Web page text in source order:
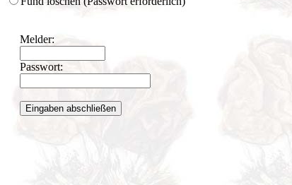
Melder:
Passwort: